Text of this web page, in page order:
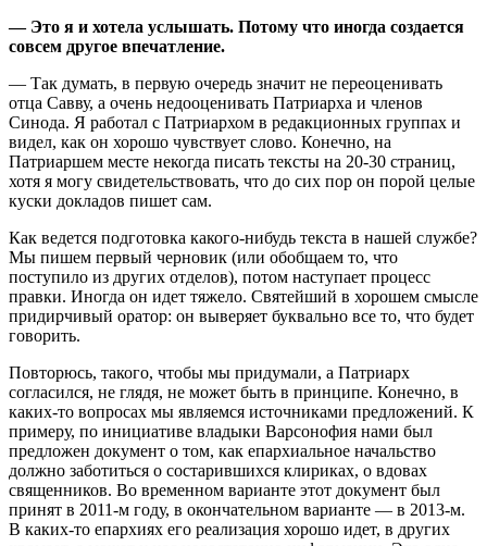
— Это я и хотела услышать. Потому что иногда создается
совсем другое впечатление.
— Так думать, в первую очередь значит не переоценивать
отца Савву, а очень недооценивать Патриарха и членов
Синода. Я работал с Патриархом в редакционных группах и
видел, как он хорошо чувствует слово. Конечно, на
Патриаршем месте некогда писать тексты на 20-30 страниц,
хотя я могу свидетельствовать, что до сих пор он порой целые
куски докладов пишет сам.
Как ведется подготовка какого-нибудь текста в нашей службе?
Мы пишем первый черновик (или обобщаем то, что
поступило из других отделов), потом наступает процесс
правки. Иногда он идет тяжело. Святейший в хорошем смысле
придирчивый оратор: он выверяет буквально все то, что будет
говорить.
Повторюсь, такого, чтобы мы придумали, а Патриарх
согласился, не глядя, не может быть в принципе. Конечно, в
каких-то вопросах мы являемся источниками предложений. К
примеру, по инициативе владыки Варсонофия нами был
предложен документ о том, как епархиальное начальство
должно заботиться о состарившихся клириках, о вдовах
священников. Во временном варианте этот документ был
принят в 2011-м году, в окончательном варианте — в 2013-м.
В каких-то епархиях его реализация хорошо идет, в других